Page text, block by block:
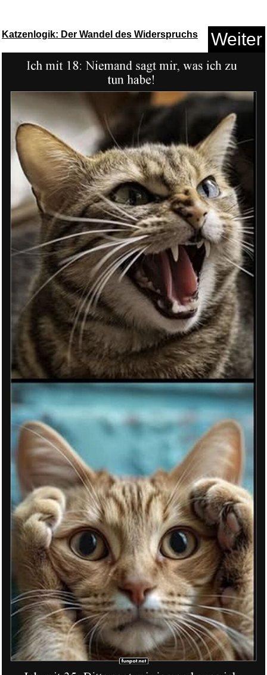
PANDORA Schillerndes Charm
794...
Anzeige
Am Arsch vorbei geht auch ein ...
Anzeige
Immobilien-Schilderpfosten...
Anzeige
Katzenlogik: Der Wandel des Widerspruchs Weiter